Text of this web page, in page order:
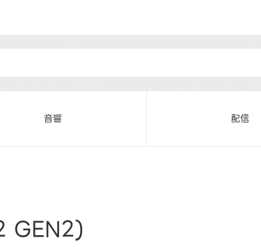
音響 配信
GEN2)